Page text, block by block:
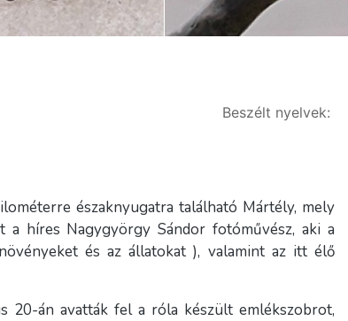
Beszélt nyelvek:
északnyugatra található Mártély, mely
híres Nagygyörgy Sándor fotóművész, aki a
és az állatokat ), valamint az itt élő
20-án avatták fel a róla készült emlékszobrot,